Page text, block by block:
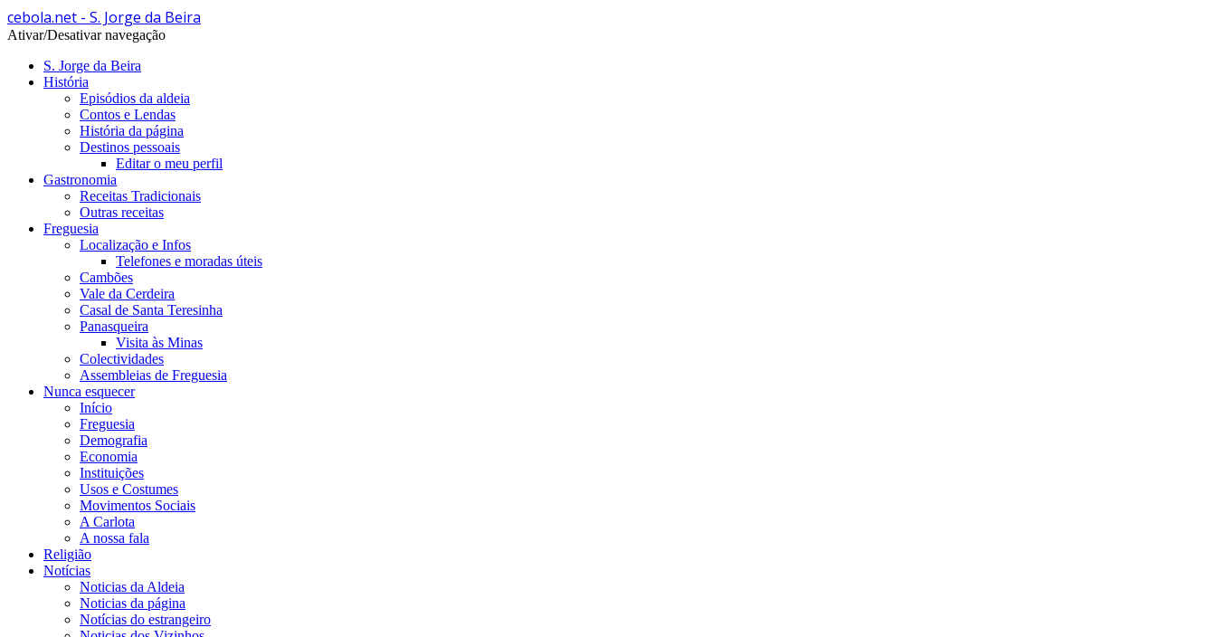
cebola.net - S. Jorge da Beira
Ativar/Desativar navegação
S. Jorge da Beira
História
Episódios da aldeia
Contos e Lendas
História da página
Destinos pessoais
Editar o meu perfil
Gastronomia
Receitas Tradicionais
Outras receitas
Freguesia
Localização e Infos
Telefones e moradas úteis
Cambões
Vale da Cerdeira
Casal de Santa Teresinha
Panasqueira
Visita às Minas
Colectividades
Assembleias de Freguesia
Nunca esquecer
Início
Freguesia
Demografia
Economia
Instituições
Usos e Costumes
Movimentos Sociais
A Carlota
A nossa fala
Religião
Notícias
Noticias da Aldeia
Noticias da página
Notícias do estrangeiro